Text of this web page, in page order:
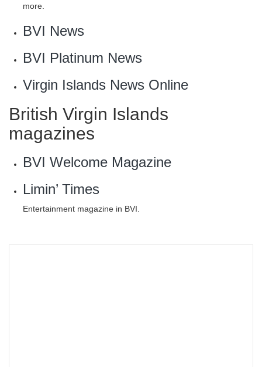
more.
BVI News
BVI Platinum News
Virgin Islands News Online
British Virgin Islands
magazines
BVI Welcome Magazine
Limin’ Times
Entertainment magazine in BVI.